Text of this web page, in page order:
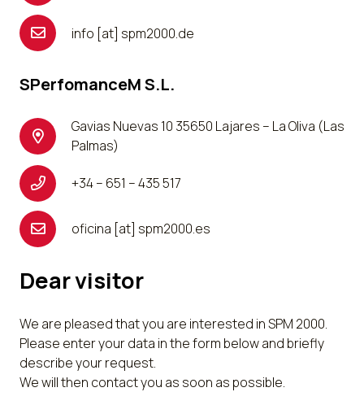
info [at] spm2000.de
SPerfomanceM S.L.
Gavias Nuevas 10 35650 Lajares – La Oliva (Las
Palmas)
+34 – 651 – 435 517
oficina [at] spm2000.es
Dear visitor
We are pleased that you are interested in SPM 2000.
Please enter your data in the form below and briefly
describe your request.
We will then contact you as soon as possible.